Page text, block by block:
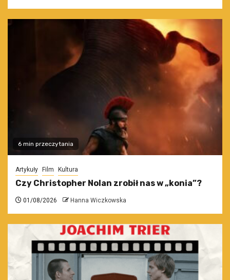
6 min przeczytania
Artykuły Film Kultura
Czy Christopher Nolan zrobił nas w „konia”?
01/08/2026 Hanna Wiczkowska